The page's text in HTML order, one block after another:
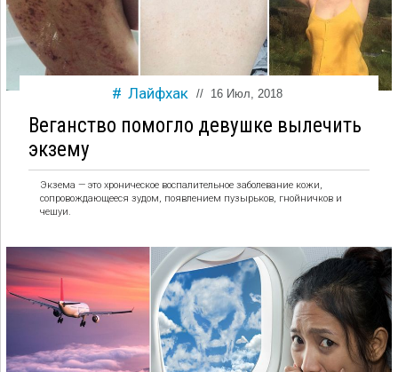
Лайфхак // 16 Июл, 2018
Веганство помогло девушке вылечить
экзему
Экзема — это хроническое воспалительное заболевание кожи,
сопровождающееся зудом, появлением пузырьков, гнойничков и
чешуи.